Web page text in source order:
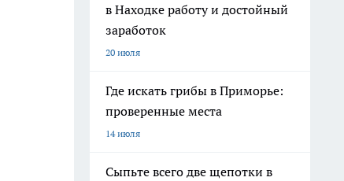
в Находке работу и достойный
заработок
20 июля
Где искать грибы в Приморье:
проверенные места
14 июля
Сыпьте всего две щепотки в